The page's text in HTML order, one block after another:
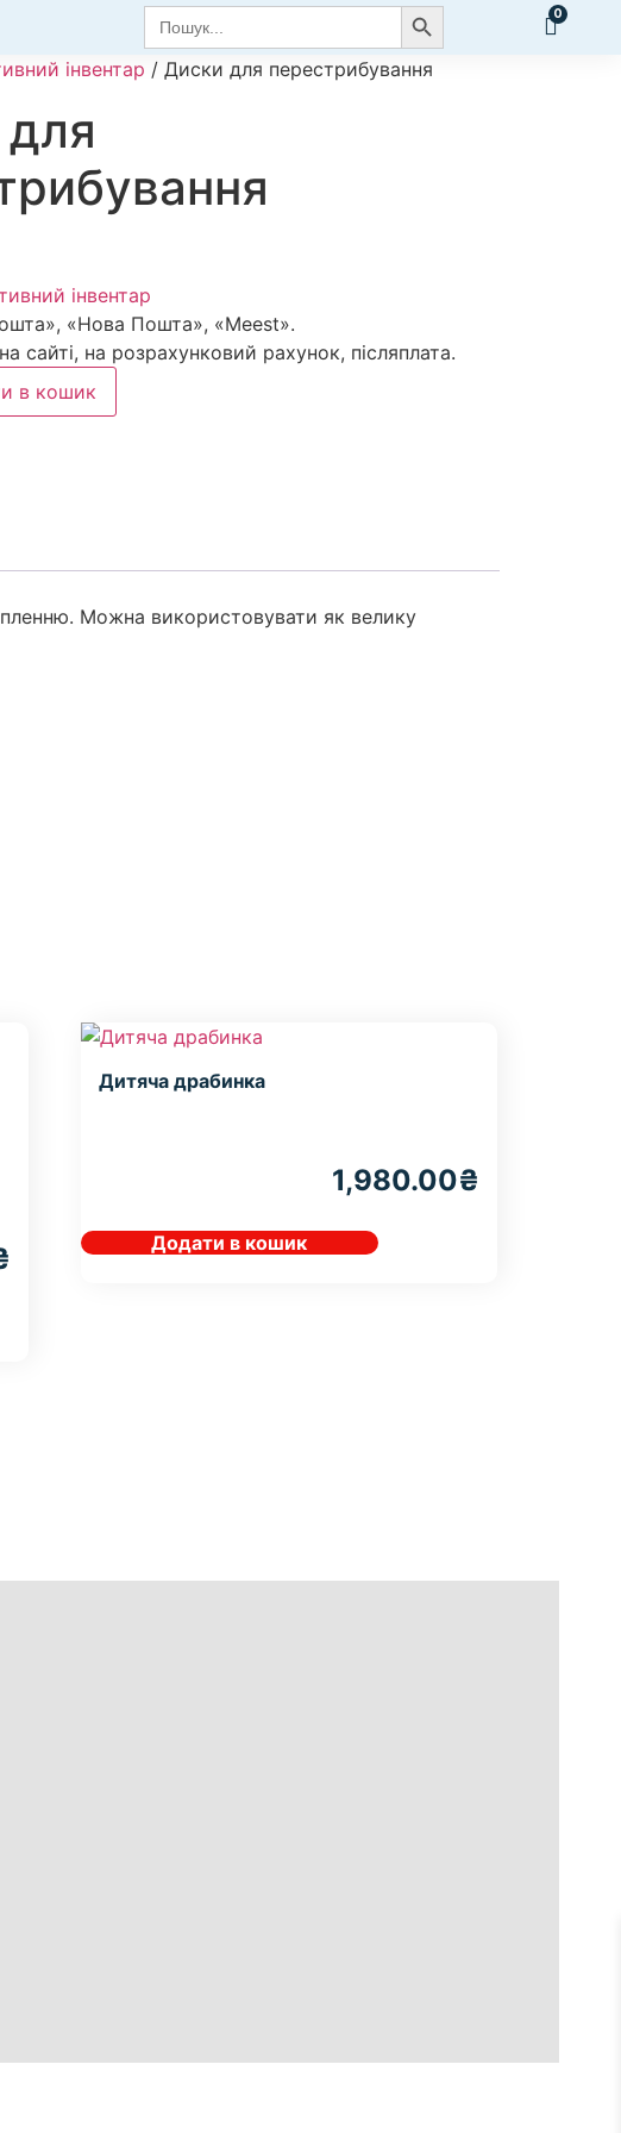
Search
for:
Search Button
інвентар / Диски для перестрибування
інвентар
«Нова Пошта», «Meest».
сайті, на розрахунковий рахунок, післяплата.
в кошик
Можна використовувати як велику
Дитяча драбинка
1,980.00₴
Додати в кошик